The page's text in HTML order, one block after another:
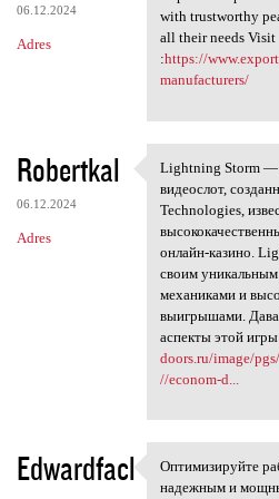
06.12.2024
Adres
with trustworthy
all their needs Visit
:https://
manufacturers/
Robertkal
06.12.2024
Adres
Lightning
Lightning Storm —
видеослот,
Technologies,
онлайн-казино.
своим
механиками и
выигрышами.
аспекты этой
doors.ru/image/
//econom-d...
Edwardfacl
Оптимизируйте
надежным и